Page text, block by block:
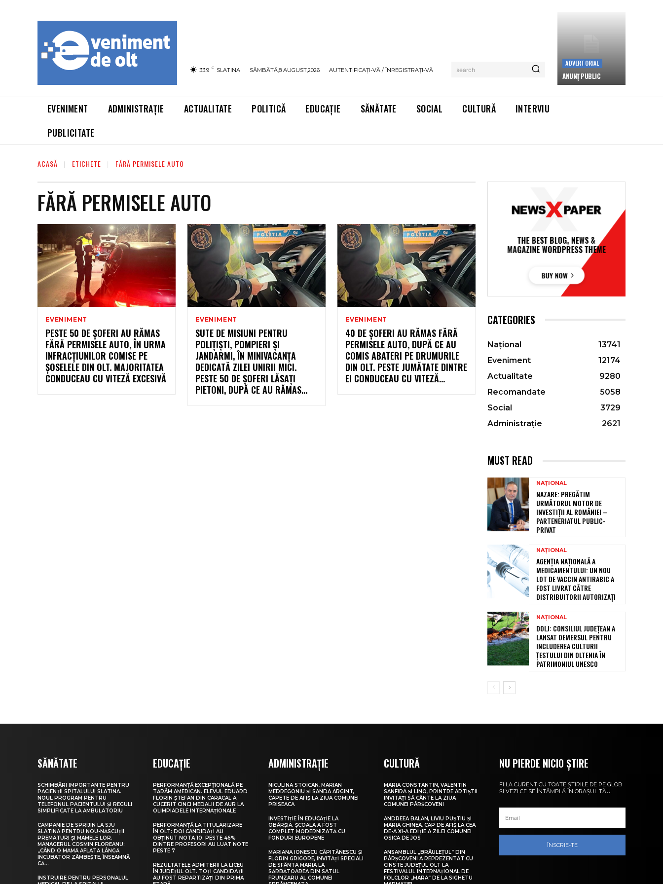
33.9 C SLATINA SÂMBĂTĂ,8 AUGUST,2026 AUTENTIFICAȚI-VĂ / ÎNREGISTRAȚI-VĂ search
ADVERTORIAL
ANUNȚ PUBLIC
EVENIMENT ADMINISTRAȚIE ACTUALITATE POLITICĂ EDUCAȚIE SĂNĂTATE SOCIAL CULTURĂ
INTERVIU
PUBLICITATE
ACASĂ ETICHETE FĂRĂ PERMISELE AUTO
FĂRĂ PERMISELE AUTO
EVENIMENT
PESTE 50 DE ȘOFERI AU RĂMAS
FĂRĂ PERMISELE AUTO, ÎN URMA
INFRACȚIUNILOR COMISE PE
ȘOSELELE DIN OLT. MAJORITATEA
CONDUCEAU CU VITEZĂ EXCESIVĂ
EVENIMENT
SUTE DE MISIUNI PENTRU
POLIȚIȘTI, POMPIERI ȘI
JANDARMI, ÎN MINIVACANȚA
DEDICATĂ ZILEI UNIRII MICI.
PESTE 50 DE ȘOFERI LĂSAȚI
PIETONI, DUPĂ CE AU RĂMAS...
EVENIMENT
40 DE ȘOFERI AU RĂMAS FĂRĂ
PERMISELE AUTO, DUPĂ CE AU
COMIS ABATERI PE DRUMURILE
DIN OLT. PESTE JUMĂTATE DINTRE
EI CONDUCEAU CU VITEZĂ...
CATEGORIES
Național
13741
Eveniment
12174
Actualitate
9280
Recomandate
5058
Social
3729
Administrație
2621
MUST READ
NAȚIONAL
NAZARE: PREGĂTIM
URMĂTORUL MOTOR DE
INVESTIȚII AL ROMÂNIEI –
PARTENERIATUL PUBLIC-
PRIVAT
NAȚIONAL
AGENȚIA NAȚIONALĂ A
MEDICAMENTULUI: UN NOU
LOT DE VACCIN ANTIRABIC A
FOST LIVRAT CĂTRE
DISTRIBUITORII AUTORIZAȚI
NAȚIONAL
DOLJ: CONSILIUL JUDEȚEAN A
LANSAT DEMERSUL PENTRU
INCLUDEREA CULTURII
ȚESTULUI DIN OLTENIA ÎN
PATRIMONIUL UNESCO
SĂNĂTATE
SCHIMBĂRI IMPORTANTE PENTRU
PACIENȚII SPITALULUI SLATINA.
NOUL PROGRAM PENTRU
TELEFONUL PACIENTULUI ȘI REGULI
SIMPLIFICATE LA AMBULATORIU
CAMPANIE DE SPRIJIN LA SJU
SLATINA PENTRU NOU-NĂSCUȚII
PREMATURI ȘI MAMELE LOR.
MANAGERUL COSMIN FLOREANU:
„CÂND O MAMĂ AFLATĂ LÂNGĂ
INCUBATOR ZÂMBEȘTE, ÎNSEAMNĂ
CĂ...
INSTRUIRE PENTRU PERSONALUL
EDUCAȚIE
PERFORMANȚĂ EXCEPȚIONALĂ PE
TĂRÂM AMERICAN. ELEVUL EDUARD
FLORIN ȘTEFAN DIN CARACAL A
CUCERIT CINCI MEDALII DE AUR LA
OLIMPIADELE INTERNAȚIONALE
PERFORMANȚĂ LA TITULARIZARE
ÎN OLT: DOI CANDIDAȚI AU
OBȚINUT NOTA 10. PESTE 46%
DINTRE PROFESORI AU LUAT NOTE
PESTE 7
REZULTATELE ADMITERII LA LICEU
ÎN JUDEȚUL OLT. TOȚI CANDIDAȚII
AU FOST REPARTIZAȚI DIN PRIMA
ADMINISTRAȚIE
NICULINA STOICAN, MARIAN
MEDREGONIU ȘI SANDA ARGINT,
CAPETE DE AFIȘ LA ZIUA COMUNEI
PRISEACA
INVESTIȚIE ÎN EDUCAȚIE LA
OBÂRȘIA. ȘCOALA A FOST
COMPLET MODERNIZATĂ CU
FONDURI EUROPENE
MARIANA IONESCU CĂPITĂNESCU ȘI
FLORIN GRIGORE, INVITAȚI SPECIALI
DE SFÂNTA MARIA LA
SĂRBĂTOAREA DIN SATUL
FRUNZARU AL COMUNEI
CULTURĂ
MARIA CONSTANTIN, VALENTIN
SANFIRA ȘI LINO, PRINTRE ARTIȘTII
INVITAȚI SĂ CÂNTE LA ZIUA
COMUNEI PÂRȘCOVENI
ANDREEA BĂLAN, LIVIU PUȘTIU ȘI
MARIA GHINEA, CAP DE AFIȘ LA CEA
DE-A XI-A EDIȚIE A ZILEI COMUNEI
OSICA DE JOS
ANSAMBLUL „BRÂULEȚUL” DIN
PÂRȘCOVENI A REPREZENTAT CU
CINSTE JUDEȚUL OLT LA
FESTIVALUL INTERNAȚIONAL DE
FOLCLOR „MARA” DE LA SIGHETU
NU PIERDE NICIO ȘTIRE
FI LA CURENT CU TOATE ȘTIRILE DE PE GLOB
ȘI VEZI CE SE ÎNTÂMPLĂ ÎN ORAȘUL TĂU.
ÎNSCRIE-TE